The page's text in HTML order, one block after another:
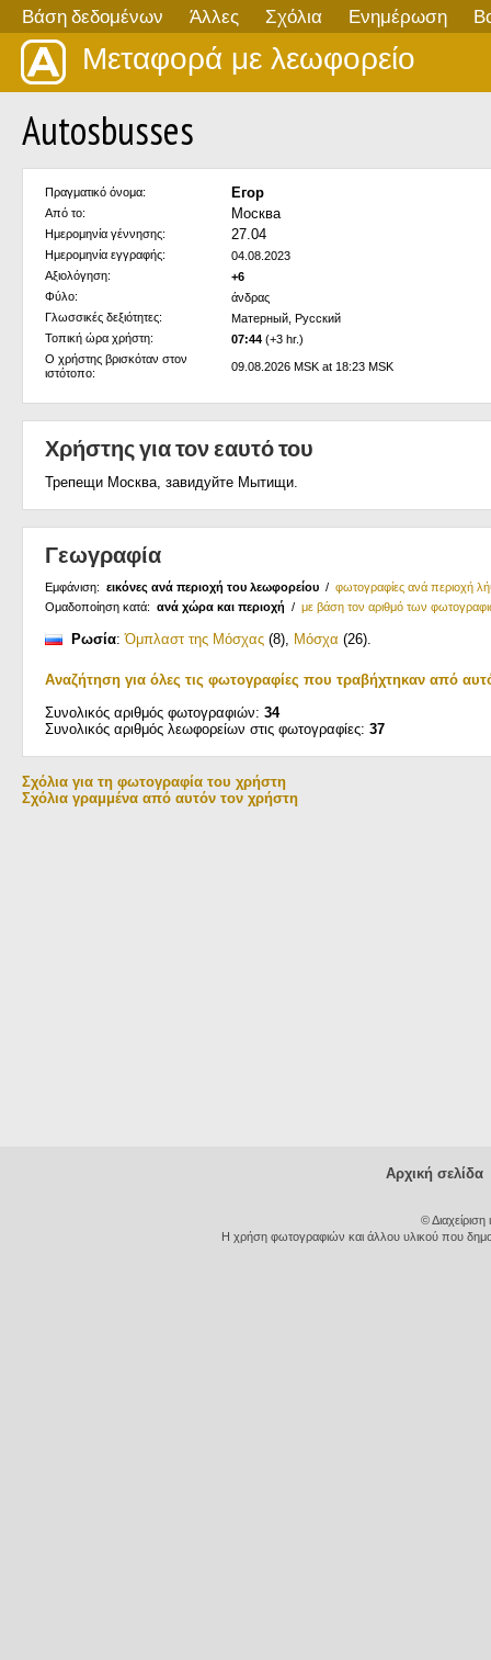
Βάση δεδομένων Άλλες Σχόλια Ενημέρωση
Μεταφορά με λεωφορείο
Autosbusses
Πραγματικό όνομα: Егор
Από το: Москва
Ημερομηνία γέννησης: 27.04
Ημερομηνία εγγραφής:
04.08.2023
Αξιολόγηση:
+6
Φύλο:
άνδρας
Γλωσσικές δεξιότητες:
Матерный, Русский
Τοπική ώρα χρήστη:
07:44 (+3 hr.)
Ο χρήστης βρισκόταν στον
ιστότοπο:
09.08.2026 MSK at 18:23 MSK
Χρήστης για τον εαυτό του
Трепещи Москва, завидуйте Мытищи.
Γεωγραφία
Εμφάνιση: εικόνες ανά περιοχή του λεωφορείου / φωτογραφίες ανά περιοχή
Ομαδοποίηση κατά: ανά χώρα και περιοχή / με βάση τον αριθμό των
Ρωσία:Όμπλαστ της Μόσχας (8), Μόσχα (26).
Αναζήτηση για όλες τις φωτογραφίες που τραβήχτηκαν από
Συνολικός αριθμός φωτογραφιών: 34
Συνολικός αριθμός λεωφορείων στις φωτογραφίες: 37
Σχόλια για τη φωτογραφία του χρήστη
Σχόλια γραμμένα από αυτόν τον χρήστη
Αρχική σελίδα
©
Η χρήση φωτογραφιών και άλλου υλικού που